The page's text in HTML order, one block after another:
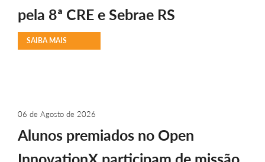
pela 8ª CRE e Sebrae RS
SAIBA MAIS
06 de Agosto de 2026
Alunos premiados no Open
InnovationX participam de missão